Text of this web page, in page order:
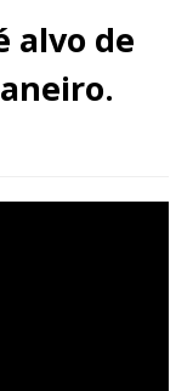
alvo de